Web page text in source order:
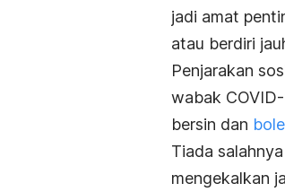
jadi amat
atau berdiri
Penjarakan
wabak
bersin dan
Tiada
mengekalkan